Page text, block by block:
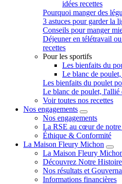
idées recettes
Pourquoi manger des
3 astuces pour garder la
Conseils pour manger
Déjeuner en télétravail
recettes
Pour les sportifs
Les bienfaits du
Le blanc de
Les bienfaits du poulet
Le blanc de poulet,
Voir toutes nos recettes
Nos engagements
Nos engagements
La RSE au cœur de notre
Éthique & Conformité
La Maison Fleury Michon
La Maison Fleury
Découvrez Notre Histoire
Nos résultats et
Informations financières